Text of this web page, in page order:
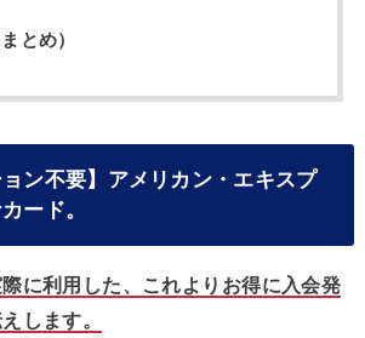
とめ）
ョン不要】アメリカン・エキスプ
ード。
に利用した、これよりお得に入会発
します。